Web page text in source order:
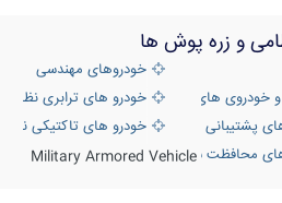
و زره پوش ها
خودروهای مهندسی
و خودروی های رزمی پیاده نظامخودرو های ترابری نظامی
پشتیبانی آتش ، شناسایی و ضد تانک
خودرو های تاکتیکی نظامی
محافظت شدهMilitary Armored Vehicle